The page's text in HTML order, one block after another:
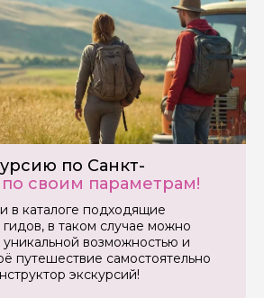
по Санкт-
по своим параметрам!
в каталоге подходящие
в таком случае можно
уникальной возможностью и
путешествие самостоятельно
экскурсий!